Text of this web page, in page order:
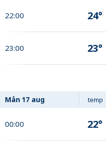
22:00 24°
23:00 23°
Mån 17 aug temp
00:00 22°